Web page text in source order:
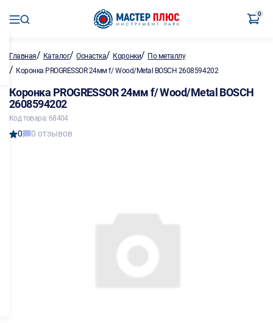
0
Главная/ Каталог/Оснастка/ Коронки/ По металлу
/ Коронка PROGRESSOR 24мм f/ Wood/Metal BOSCH 2608594202
Коронка PROGRESSOR 24мм f/ Wood/Metal BOSCH
2608594202
Код товара: 68404
0 0 отзывов